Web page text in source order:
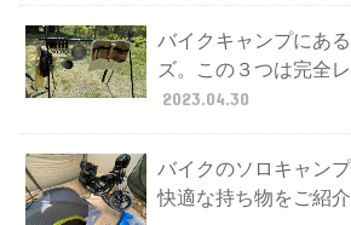
バイクキャンプにあ
ズ。この３つは完全
2023.04.30
バイクのソロキャン
快適な持ち物をご紹介